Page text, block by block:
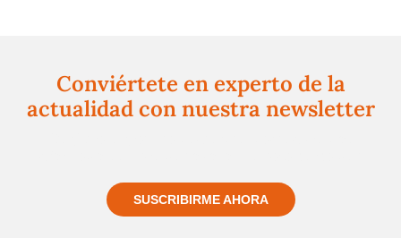
Conviértete en experto de la
actualidad con nuestra newsletter
SUSCRIBIRME AHORA